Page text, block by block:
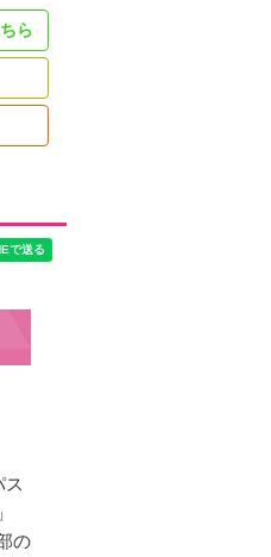
ら
ス
の